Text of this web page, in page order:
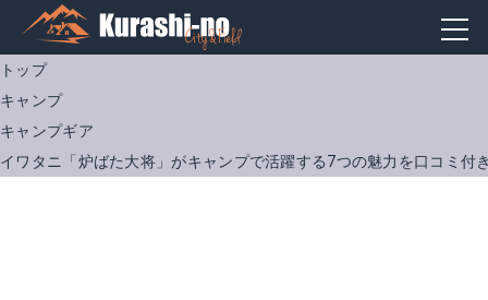
トップ
キャンプ
キャンプギア
イワタニ「炉ばた大将」がキャンプで活躍する7つの魅力を口コミ付